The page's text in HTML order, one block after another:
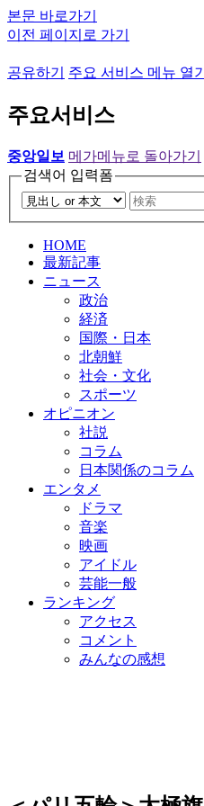
본문 바로가기
이전 페이지로 가기
공유하기 주요 서비스 메뉴 열기
주요서비스
중앙일보 메가메뉴로 돌아가기
검색어 입력폼
HOME
最新記事
ニュース
政治
経済
国際・日本
北朝鮮
社会・文化
スポーツ
オピニオン
社説
コラム
日本関係のコラム
エンタメ
ドラマ
音楽
映画
アイドル
芸能一般
ランキング
アクセス
コメント
みんなの感想